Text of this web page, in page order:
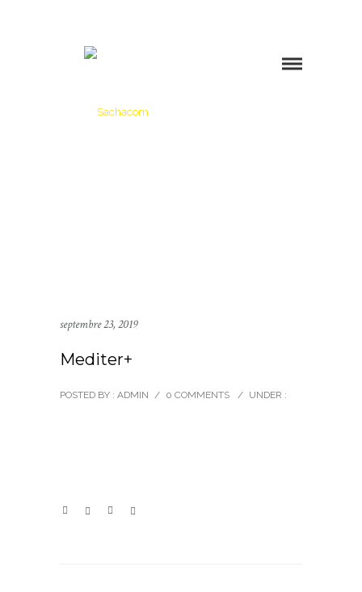
septembre 23, 2019
Mediter+
POSTED BY : ADMIN / 0 COMMENTS / UNDER :